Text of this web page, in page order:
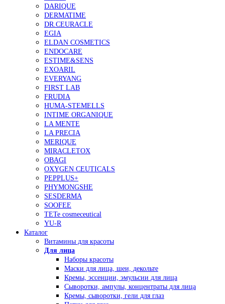
DARIQUE
DERMATIME
DR.CEURACLE
EGIA
ELDAN COSMETICS
ENDOCARE
ESTIME&SENS
EXOARIL
EVERYANG
FIRST LAB
FRUDIA
HUMA-STEMELLS
INTIME ORGANIQUE
LA MENTE
LA PRECIA
MERIQUE
MIRACLETOX
OBAGI
OXYGEN CEUTICALS
PEPPLUS+
PHYMONGSHE
SESDERMA
SOOFEE
TETe cosmeceutical
YU-R
Каталог
Витамины для красоты
Для лица
Наборы красоты
Маски для лица, шеи, декольте
Кремы, эссенции, эмульсии для лица
Сыворотки, ампулы, концентраты для лица
Кремы, сыворотки, гели для глаз